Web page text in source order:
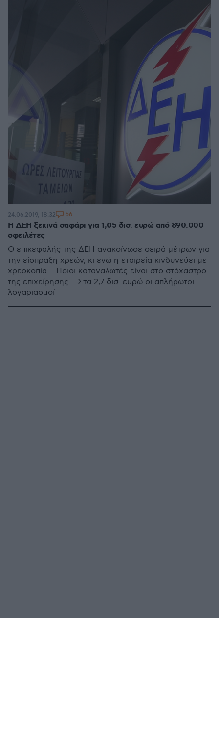
Η ΔΕΗ ξεκινά σαφάρι για 1,05 δισ. ευρώ από 890.000
οφειλέτες
Ο επικεφαλής της ΔΕΗ ανακοίνωσε σειρά μέτρων για
την είσπραξη χρεών, κι ενώ η εταιρεία κινδυνεύει με
χρεοκοπία – Ποιοι καταναλωτές είναι στο στόχαστρο
της επιχείρησης – Στα 2,7 δισ. ευρώ οι απλήρωτοι
λογαριασμοί
24.06.2019, 18:32 56